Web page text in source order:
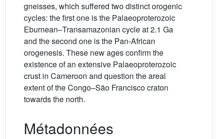
gneisses, which suffered two distinct orogenic
cycles: the first one is the Palaeoproterozoic
Eburnean–Transamazonian cycle at 2.1 Ga
and the second one is the Pan-African
orogenesis. These new ages confirm the
existence of an extensive Palaeoproterozoic
crust in Cameroon and question the areal
extent of the Congo–São Francisco craton
towards the north.
Métadonnées